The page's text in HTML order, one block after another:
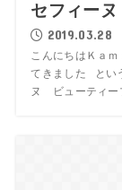
セフィー
2019.03.28
こんにちはＫａ
てきました とい
ヌ ビューティー